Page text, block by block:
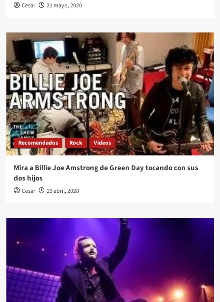
Cesar 21 mayo, 2020
Recomendados Rock Videos
Mira a Billie Joe Amstrong de Green Day tocando con sus
dos hijos
Cesar 29 abril, 2020